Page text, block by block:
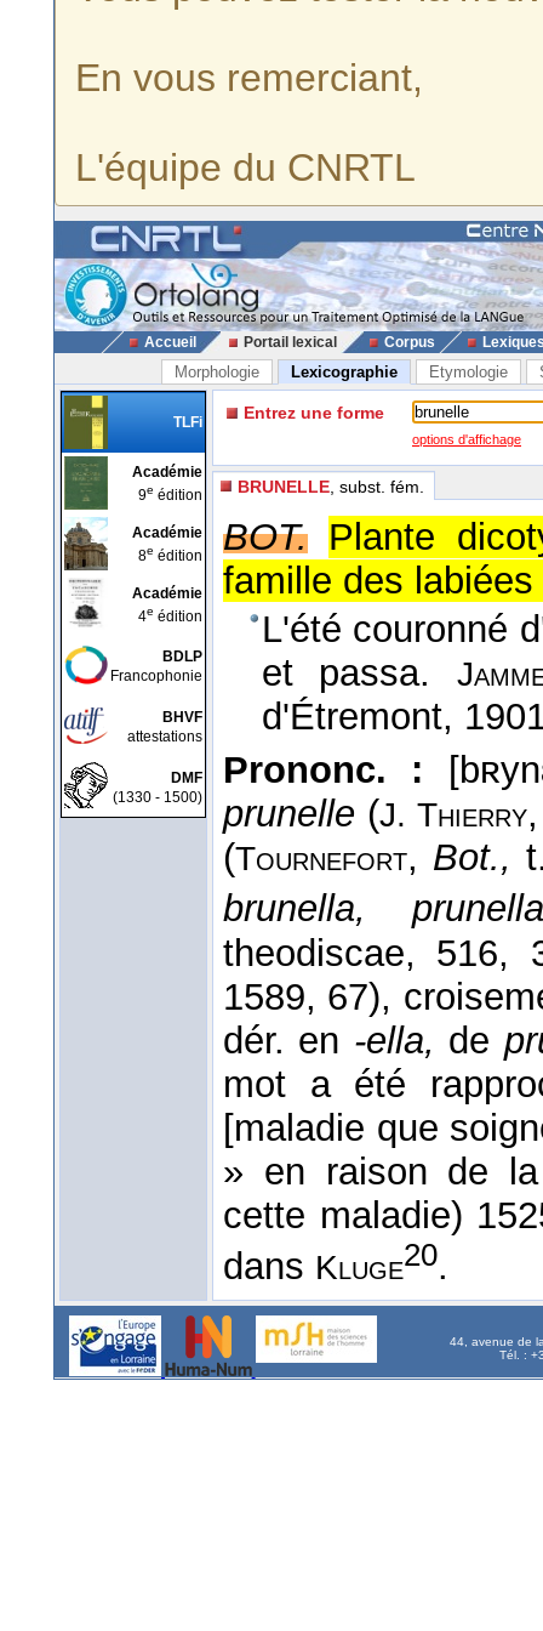
En vous remerciant,
L'équipe du CNRTL
Accueil Portail lexical Corpus
Morphologie Lexicographie Etymologie
TLFi
Académie
9e édition
Académie
8e édition
Académie
4e édition
BDLP
Francophonie
BHVF
attestations
DMF
(1330 - 1500)
Entrez une forme
options d'affichage
BRUNELLE , subst. fém.
BOT. Plante
famille des labiées
L'été couronné
et passa.
d'Étremont,
Prononc. :
prunelle (J. Thierry
(Tournefort, Bot.,
brunella, prunella
theodiscae,
1589, 67),
dér. en -ella, de
mot a été
[maladie que
» en raison de la
cette maladie)
dans Kluge20.
44, avenue de
Tél. :